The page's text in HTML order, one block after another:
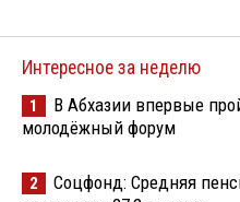
Интересное за неделю
1
В Абхазии впервые
молодёжный форум
2
Соцфонд: Средняя